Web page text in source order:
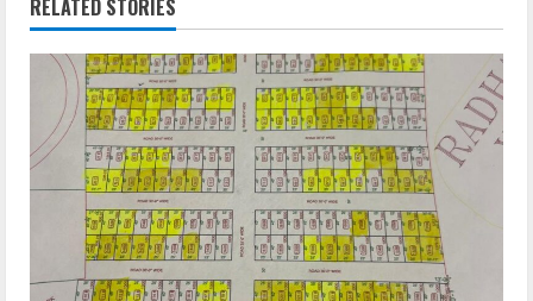
RELATED STORIES